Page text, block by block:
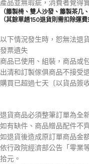
產品並無瑕疵，消費者覺得
（籐製椅、雙人沙發、籐製茶
（其餘單趟150退貨則需扣除運費
以下情況發生時，恕無法退
發票遺失
商品已使用、組裝，商品或
出清和訂製傢俱商品不接受
購買已超過七天〔以貨品簽
退貨商品必須整筆訂單為全
如有缺件、商品贈品配件不
如退貨後造成原訂單商品金
依行政院經濟部公告「零業
拾元。